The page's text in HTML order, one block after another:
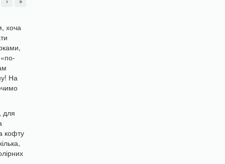
хоча
На
для
кофту